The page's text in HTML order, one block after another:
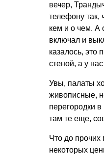
вечер,
телефону
кем и о чем. А
включал и
казалось, это
стеной, а у
Увы, палаты
живописные,
перегородки
там те еще,
Что до прочих
некоторых